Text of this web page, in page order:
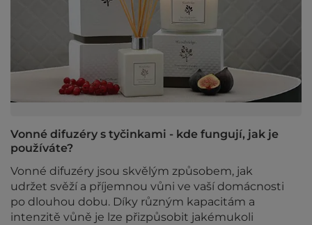
Vonné difuzéry s tyčinkami - kde fungují, jak je
používáte?
Vonné difuzéry jsou skvělým způsobem, jak
udržet svěží a příjemnou vůni ve vaší domácnosti
po dlouhou dobu. Díky různým kapacitám a
intenzitě vůně je lze přizpůsobit jakémukoli